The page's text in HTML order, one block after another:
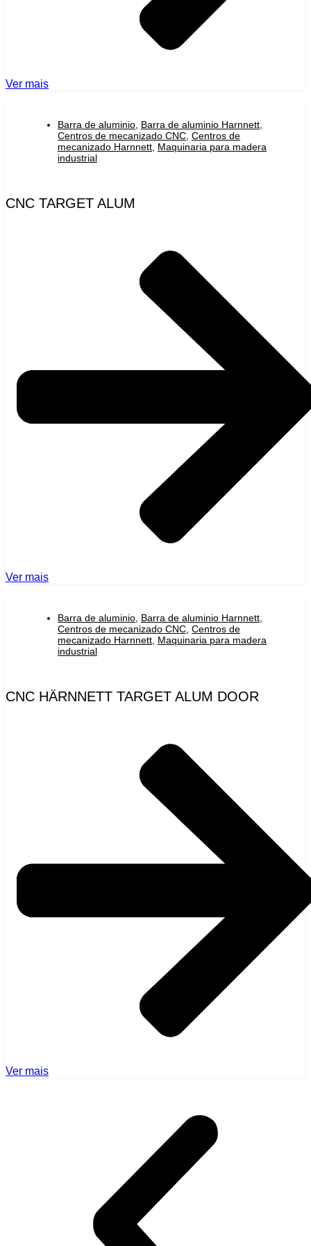
Ver mais
Barra de aluminio Barra de aluminio Harnnett
Centros de mecanizado CNC Centros de
mecanizado Harnnett Maquinaria para madera
industrial
CNC TARGET ALUM
Ver mais
Barra de aluminio, Barra de aluminio Harnnett,
Centros de mecanizado CNC, Centros de
mecanizado Harnnett, Maquinaria para madera
industrial
CNC HÄRNNETT TARGET ALUM DOOR
Ver mais